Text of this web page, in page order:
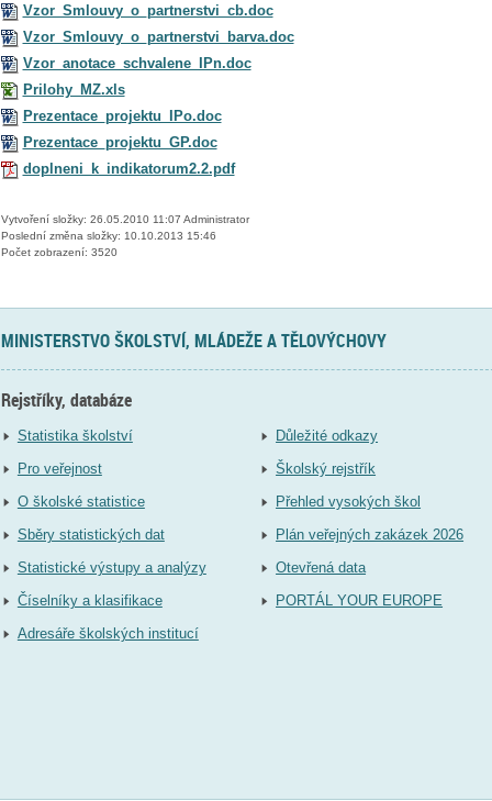
Vzor_Smlouvy_o_partnerstvi_cb.doc
Vzor_Smlouvy_o_partnerstvi_barva.doc
Vzor_anotace_schvalene_IPn.doc
Prilohy_MZ.xls
Prezentace_projektu_IPo.doc
Prezentace_projektu_GP.doc
doplneni_k_indikatorum2.2.pdf
Vytvoření složky: 26.05.2010 11:07 Administrator
Poslední změna složky: 10.10.2013 15:46
Počet zobrazení: 3520
MINISTERSTVO ŠKOLSTVÍ, MLÁDEŽE A TĚLOVÝCHOVY
Rejstříky, databáze
Statistika školství
Pro veřejnost
O školské statistice
Sběry statistických dat
Statistické výstupy a analýzy
Číselníky a klasifikace
Adresáře školských institucí
Důležité odkazy
Školský rejstřík
Přehled vysokých škol
Plán veřejných zakázek 2026
Otevřená data
PORTÁL YOUR EUROPE